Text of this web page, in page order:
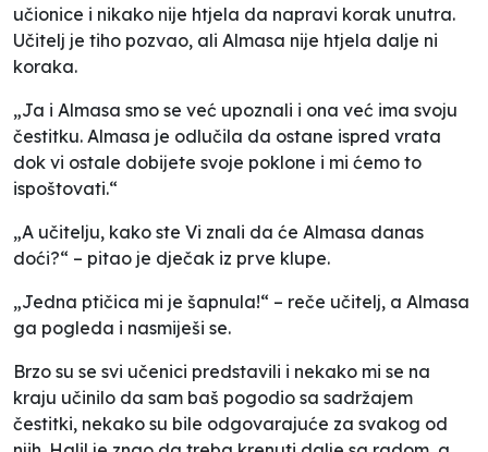
učionice i nikako nije htjela da napravi korak unutra.
Učitelj je tiho pozvao, ali Almasa nije htjela dalje ni
koraka.
„Ja i Almasa smo se već upoznali i ona već ima svoju
čestitku. Almasa je odlučila da ostane ispred vrata
dok vi ostale dobijete svoje poklone i mi ćemo to
ispoštovati.“
„A učitelju, kako ste Vi znali da će Almasa danas
doći?“ – pitao je dječak iz prve klupe.
„Jedna ptičica mi je šapnula!“ – reče učitelj, a Almasa
ga pogleda i nasmiješi se.
Brzo su se svi učenici predstavili i nekako mi se na
kraju učinilo da sam baš pogodio sa sadržajem
čestitki, nekako su bile odgovarajuće za svakog od